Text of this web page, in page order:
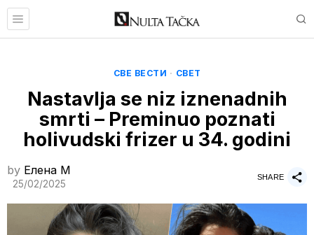
СВЕ ВЕСТИ · СВЕТ
Nastavlja se niz iznenadnih
smrti – Preminuo poznati
holivudski frizer u 34. godini
by Елена M
25/02/2025
SHARE